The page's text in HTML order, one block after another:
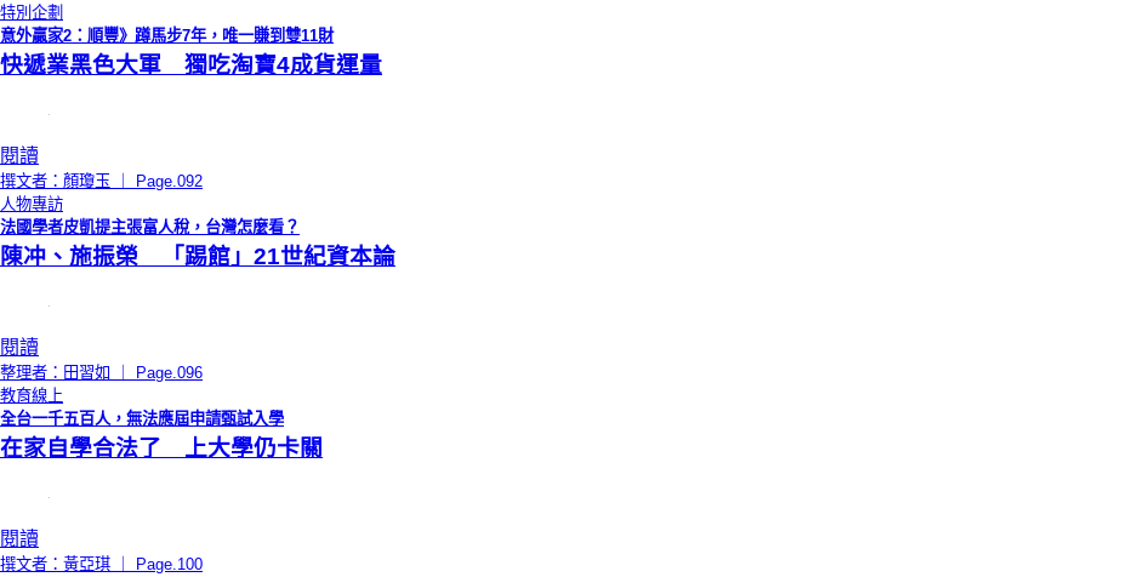
特別企劃
意外贏家2：順豐》蹲馬步7年，唯一賺到雙11財
快遞業黑色大軍 獨吃淘寶4成貨運量
閱讀
撰文者：顏瓊玉 ｜ Page.092
人物專訪
法國學者皮凱提主張富人稅，台灣怎麼看？
陳冲、施振榮 「踢館」21世紀資本論
閱讀
整理者：田習如 ｜ Page.096
教育線上
全台一千五百人，無法應屆申請甄試入學
在家自學合法了 上大學仍卡關
閱讀
撰文者：黃亞琪 ｜ Page.100